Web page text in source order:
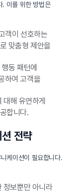
. 이를 위한 방법은
객이 선호하는
맞춤형 제안을
동 패턴에
하여 고객을
해 유연하게
합니다.
전략
케이션이 필요합니다.
정보뿐만 아니라